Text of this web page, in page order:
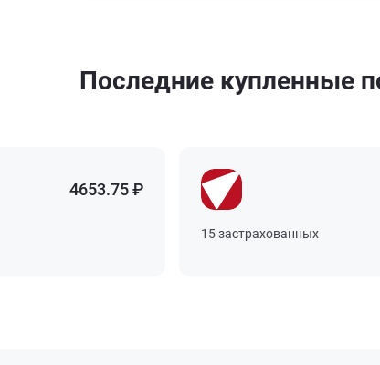
Последние купленные
4653.75 ₽
15 застрахованных
4653.75 ₽
15 застрахованных
4653.75 ₽
15 застрахованных
4653.75 ₽
15 застрахованных